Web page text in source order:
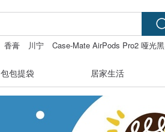
香膏 川宁
Case-Mate AirPods Pro2 哑光黑
包包提袋 居家生活